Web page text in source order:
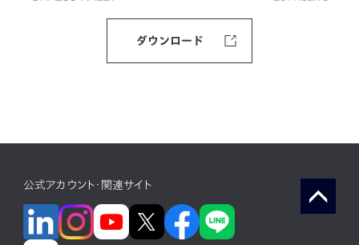
ダウンロード
公式アカウント・関連サイト